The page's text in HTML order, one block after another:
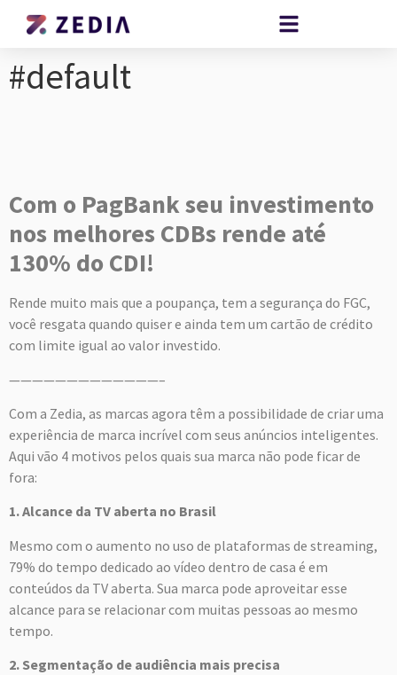
#default
Com o PagBank seu investimento
nos melhores CDBs rende até
130% do CDI!
Rende muito mais que a poupança, tem a segurança do FGC,
você resgata quando quiser e ainda tem um cartão de crédito
com limite igual ao valor investido.
—————————————–
Com a Zedia, as marcas agora têm a possibilidade de criar uma
experiência de marca incrível com seus anúncios inteligentes.
Aqui vão 4 motivos pelos quais sua marca não pode ficar de
fora:
1. Alcance da TV aberta no Brasil
Mesmo com o aumento no uso de plataformas de streaming,
79% do tempo dedicado ao vídeo dentro de casa é em
conteúdos da TV aberta. Sua marca pode aproveitar esse
alcance para se relacionar com muitas pessoas ao mesmo
tempo.
2. Segmentação de audiência mais precisa